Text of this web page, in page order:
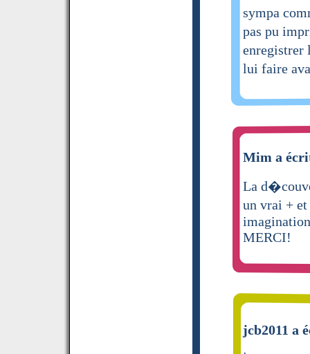
sympa
pas pu
lui faire
Mim a
La
un vrai +
MERCI!
jcb2011 a